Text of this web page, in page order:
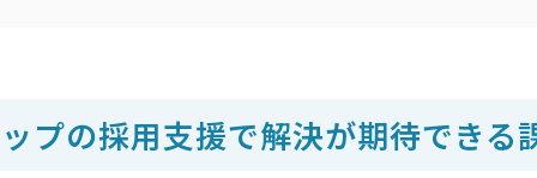
プの採用支援で解決が期待できる